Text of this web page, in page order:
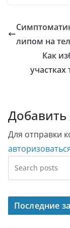
липом на
Как
Для отправки
Последние